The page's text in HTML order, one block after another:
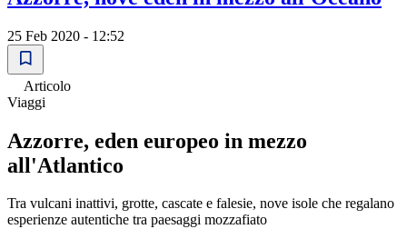
25 Feb 2020 - 12:52
Articolo
Viaggi
Azzorre, eden europeo in mezzo
all'Atlantico
Tra vulcani inattivi, grotte, cascate e falesie, nove isole che regalano
esperienze autentiche tra paesaggi mozzafiato